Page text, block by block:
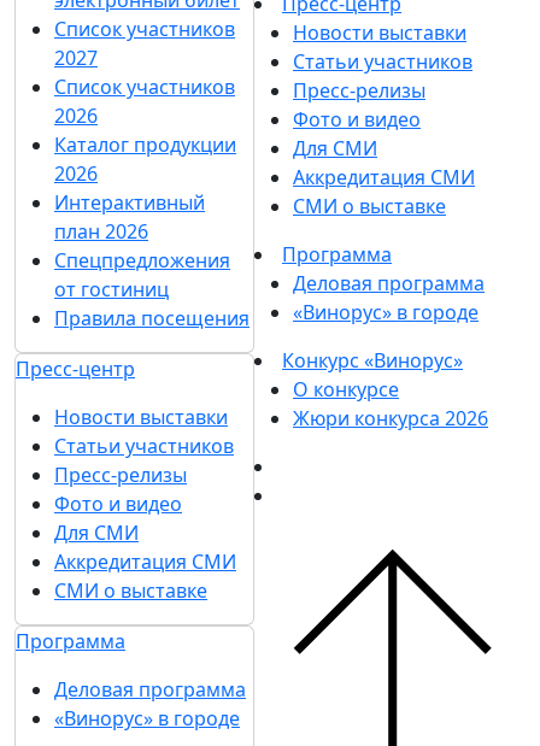
Список участников
2027
Список участников
2026
Каталог продукции
2026
Интерактивный
план 2026
Спецпредложения
от гостиниц
Правила посещения
Пресс-центр
Новости выставки
Статьи участников
Пресс-релизы
Фото и видео
Для СМИ
Аккредитация СМИ
СМИ о выставке
Программа
Деловая программа
«Винорус» в городе
Новости выставки
Статьи участников
Пресс-релизы
Фото и видео
Для СМИ
Аккредитация СМИ
СМИ о выставке
Программа
Деловая программа
«Винорус» в городе
Конкурс «Винорус»
О конкурсе
Жюри конкурса 2026